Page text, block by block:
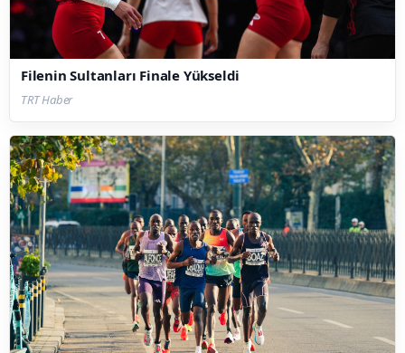
Filenin Sultanları Finale Yükseldi
TRT Haber